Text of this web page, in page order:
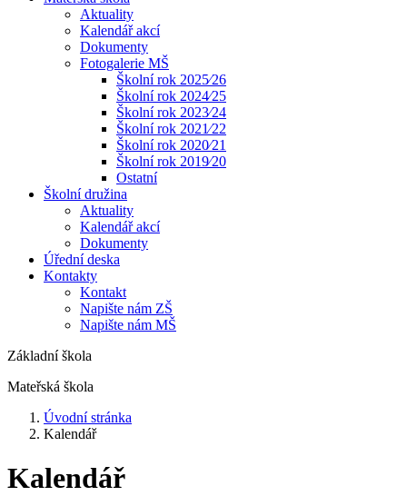
Aktuality
Kalendář akcí
Dokumenty
Fotogalerie MŠ
Školní rok 2025⁄26
Školní rok 2024⁄25
Školní rok 2023⁄24
Školní rok 2021⁄22
Školní rok 2020⁄21
Školní rok 2019⁄20
Ostatní
Školní družina
Aktuality
Kalendář akcí
Dokumenty
Úřední deska
Kontakty
Kontakt
Napište nám ZŠ
Napište nám MŠ
Základní škola
Mateřská škola
Úvodní stránka
Kalendář
Kalendář